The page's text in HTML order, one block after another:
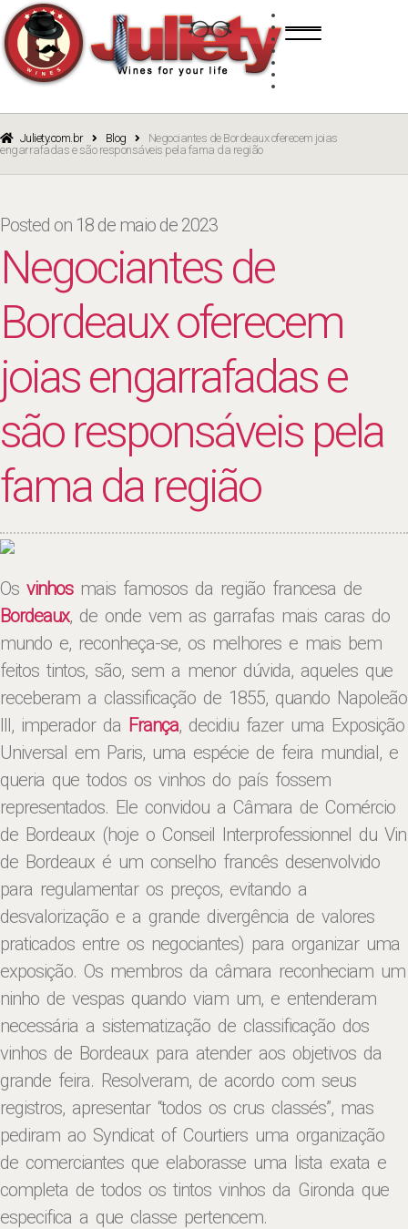
navigation
content
BRANCO
ROSÉ
Juliety.com.br Blog
Negociantes de Bordeaux oferecem joias
engarrafadas e são responsáveis pela fama da região
Posted on 18 de maio de 2023
Negociantes de
Bordeaux oferecem
joias engarrafadas e
são responsáveis pela
fama da região
Os vinhosmais famosos da região francesa de
Bordeaux, de onde vem as garrafas mais caras do
mundo e, reconheça-se, os melhores e mais bem
feitos tintos, são, sem a menor dúvida, aqueles que
receberam a classificação de 1855, quando Napoleão
III, imperador da França, decidiu fazer uma Exposição
Universal em Paris, uma espécie de feira mundial, e
queria que todos os vinhos do país fossem
representados. Ele convidou a Câmara de Comércio
de Bordeaux (hoje o Conseil Interprofessionnel du Vin
de Bordeaux é um conselho francês desenvolvido
para regulamentar os preços, evitando a
desvalorização e a grande divergência de valores
praticados entre os negociantes) para organizar uma
exposição. Os membros da câmara reconheciam um
ninho de vespas quando viam um, e entenderam
necessária a sistematização de classificação dos
vinhos de Bordeaux para atender aos objetivos da
grande feira. Resolveram, de acordo com seus
registros, apresentar “todos os crus classés”, mas
pediram ao Syndicat of Courtiers uma organização
de comerciantes que elaborasse uma lista exata e
completa de todos os tintos vinhos da Gironda que
especifica a que classe pertencem.